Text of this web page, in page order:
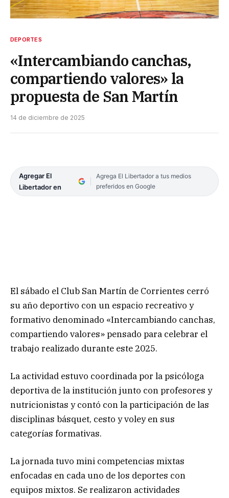
DEPORTES
«Intercambiando canchas,
compartiendo valores» la
propuesta de San Martín
14 de diciembre de 2025
Agregar El
Libertador en
Agrega El Libertador a tus medios
preferidos en Google
El sábado el Club San Martín de Corrientes cerró
su año deportivo con un espacio recreativo y
formativo denominado «Intercambiando canchas,
compartiendo valores» pensado para celebrar el
trabajo realizado durante este 2025.
La actividad estuvo coordinada por la psicóloga
deportiva de la institución junto con profesores y
nutricionistas y contó con la participación de las
disciplinas básquet, cesto y voley en sus
categorías formativas.
La jornada tuvo mini competencias mixtas
enfocadas en cada uno de los deportes con
equipos mixtos. Se realizaron actividades